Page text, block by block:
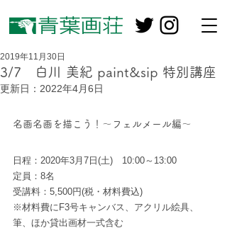
3/7 白川 美紀 paint&sip 特別講座
2019年11月30日
更新日： 2022年4月6日
名画名画を描こう！～フェルメール編～
日程：2020年3月7日(土)　10:00～13:00
定員：8名
受講料：5,500円(税・材料費込)
※材料費にF3号キャンバス、アクリル絵具、
筆、ほか貸出画材一式含む